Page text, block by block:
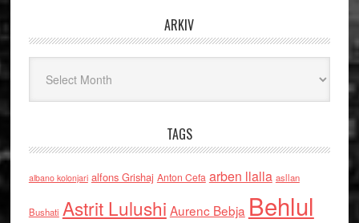
ARKIV
TAGS
albano kolonjari alfons Grishaj Anton Cefa arben llalla asllan
Bushati Astrit Lulushi Aurenc Bebja Behlul